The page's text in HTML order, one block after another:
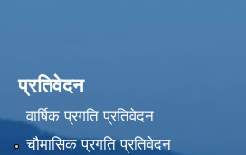
प्रतिवेदन
वार्षिक प्रगति प्रतिवेदन
चौमासिक प्रगति प्रतिवेदन